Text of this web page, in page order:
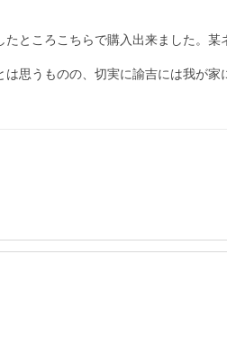
ところこちらで購入出来ました。
思うものの、切実に諭吉には我が